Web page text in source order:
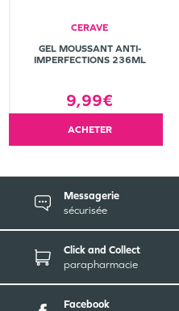
CERAVE
GEL MOUSSANT ANTI-
IMPERFECTIONS 236ML
9,99€
ACHETER
Messagerie
sécurisée
Click and Collect
parapharmacie
Facebook